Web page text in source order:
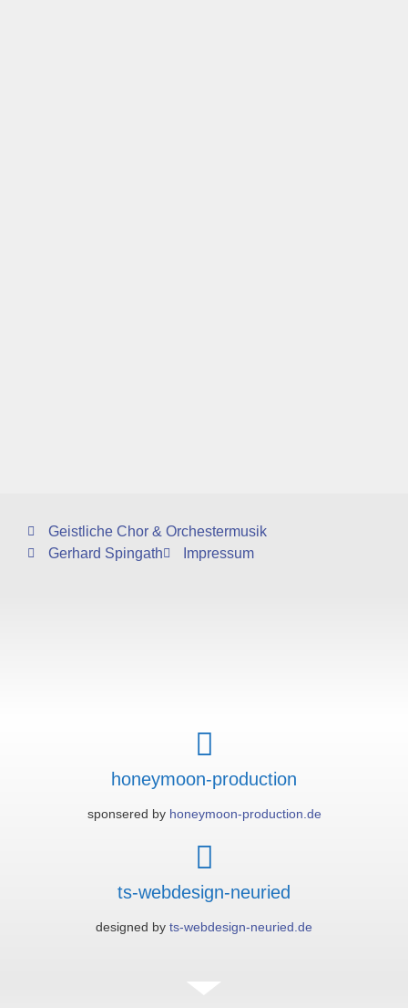
Geistliche Chor & Orchestermusik
Gerhard Spingath
Impressum
honeymoon-production
sponsered by honeymoon-production.de
ts-webdesign-neuried
designed by ts-webdesign-neuried.de